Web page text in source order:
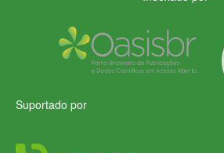
Suportado por